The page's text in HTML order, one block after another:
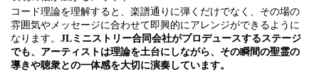
コード理論を理解すると、楽譜通りに弾くだけでなく、その場の
雰囲気やメッセージに合わせて即興的にアレンジができるように
なります。 JLミニストリー合同会社がプロデュースするステージ
でも、アーティストは理論を土台にしながら、その瞬間の聖霊の
導きや聴衆との一体感を大切に演奏しています。